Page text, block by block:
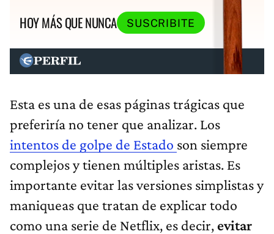
HOY MÁS QUE NUNCA
SUSCRIBITE
Esta es una de esas páginas trágicas que
preferiría no tener que analizar. Los
intentos de golpe de Estado son siempre
complejos y tienen múltiples aristas. Es
importante evitar las versiones simplistas y
maniqueas que tratan de explicar todo
como una serie de Netflix, es decir, evitar